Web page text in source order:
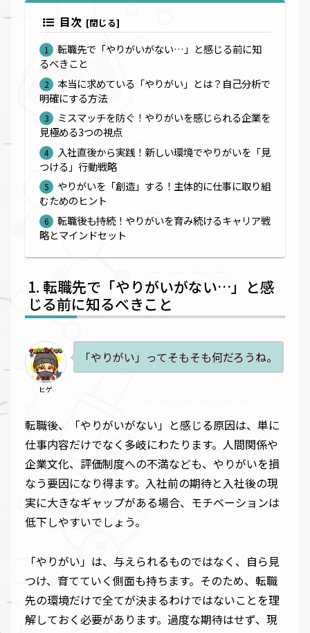
目次
転職先で「やりがいがない…」と感じる前に知
るべきこと
本当に求めている「やりがい」とは？自己分析で
明確にする方法
ミスマッチを防ぐ！やりがいを感じられる企業を
見極める3つの視点
入社直後から実践！新しい環境でやりがいを「見
つける」行動戦略
やりがいを「創造」する！主体的に仕事に取り組
むためのヒント
転職後も持続！やりがいを育み続けるキャリア戦
略とマインドセット
転職先で「やりがいがない…」と感
じる前に知るべきこと
ヒゲ
「やりがい」ってそもそも何だろうね。
転職後、「やりがいがない」と感じる原因は、単に
仕事内容だけでなく多岐にわたります。人間関係や
企業文化、評価制度への不満なども、やりがいを損
なう要因になり得ます。入社前の期待と入社後の現
実に大きなギャップがある場合、モチベーションは
低下しやすいでしょう。
「やりがい」は、与えられるものではなく、自ら見
つけ、育てていく側面も持ちます。そのため、転職
先の環境だけで全てが決まるわけではないことを理
解しておく必要があります。過度な期待はせず、現